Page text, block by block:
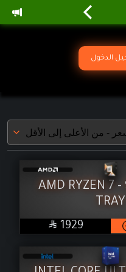
الدخول
AMD RYZEN 7
TRAY
 SAR
1929